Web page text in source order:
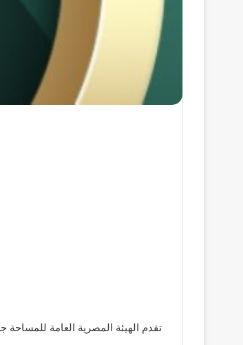
تقدم الهيئة المصرية العامة للمساحة جدول مواقيت الصلاة لليوم